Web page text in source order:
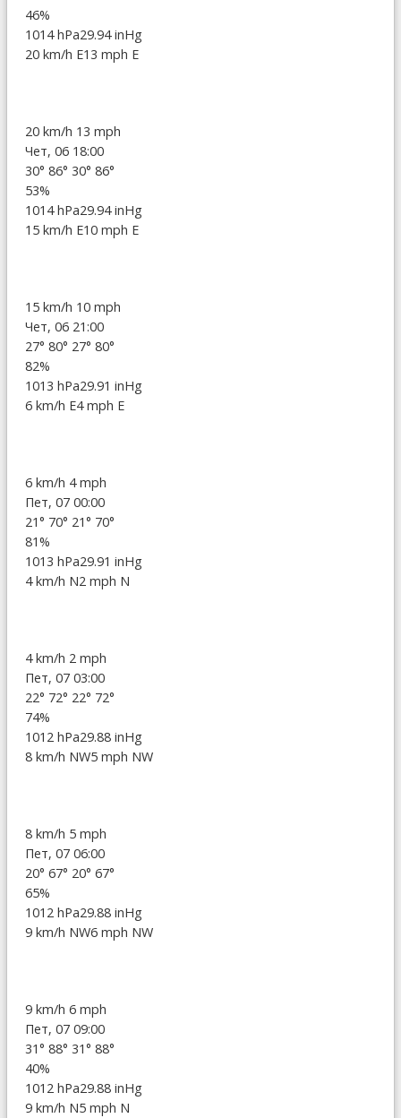
46%
1014 hPa29.94 inHg
20 km/h E13 mph E
20 km/h 13 mph
Чет, 06 18:00
30° 86° 30° 86°
53%
1014 hPa29.94 inHg
15 km/h E10 mph E
15 km/h 10 mph
Чет, 06 21:00
27° 80° 27° 80°
82%
1013 hPa29.91 inHg
6 km/h E4 mph E
6 km/h 4 mph
Пет, 07 00:00
21° 70° 21° 70°
81%
1013 hPa29.91 inHg
4 km/h N2 mph N
4 km/h 2 mph
Пет, 07 03:00
22° 72° 22° 72°
74%
1012 hPa29.88 inHg
8 km/h NW5 mph NW
8 km/h 5 mph
Пет, 07 06:00
20° 67° 20° 67°
65%
1012 hPa29.88 inHg
9 km/h NW6 mph NW
9 km/h 6 mph
Пет, 07 09:00
31° 88° 31° 88°
40%
1012 hPa29.88 inHg
9 km/h N5 mph N